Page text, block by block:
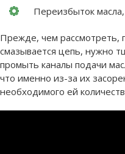
Переизбыток
Прежде, чем рассмотреть,
смазывается цепь, нужно
промыть каналы подачи
что именно из-за их
необходимого ей